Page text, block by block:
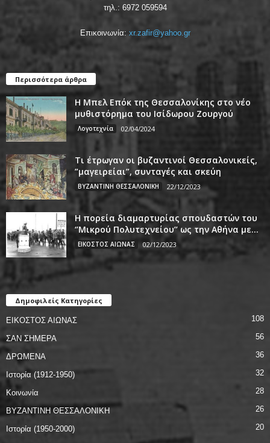
τηλ.: 6972 059594
Επικοινωνία: xr.zafir@yahoo.gr
Περισσότερα άρθρα
Η Μπελ Επόκ της Θεσσαλονίκης στο νέο
μυθιστόρημα του Ισίδωρου Ζουργού
Λογοτεχνία 02/04/2024
Τι έτρωγαν οι βυζαντινοί Θεσσαλονικείς,
”μαγειρείαι”, συνταγές και σκεύη
ΒΥΖΑΝΤΙΝΗ ΘΕΣΣΑΛΟΝΙΚΗ 22/12/2023
Η πορεία διαμαρτυρίας σπουδαστών του
‘’Μικρού Πολυτεχνείου’’ ως την Αθήνα με...
ΕΙΚΟΣΤΟΣ ΑΙΩΝΑΣ 02/12/2023
Δημοφιλείς Κατηγορίες
ΕΙΚΟΣΤΟΣ ΑΙΩΝΑΣ 108
ΣΑΝ ΣΗΜΕΡΑ 56
ΔΡΩΜΕΝΑ 36
Ιστορία (1912-1950) 32
Κοινωνία 28
ΒΥΖΑΝΤΙΝΗ ΘΕΣΣΑΛΟΝΙΚΗ 26
Ιστορία (1950-2000) 20